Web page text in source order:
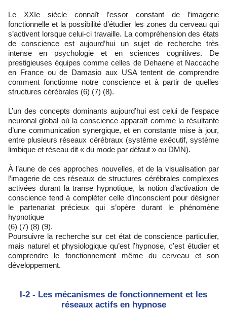
Le XXIe siècle connaît l’essor constant de l’imagerie
fonctionnelle et la possibilité d’étudier les zones du cerveau qui
s’activent lorsque celui-ci travaille. La compréhension des états
de conscience est aujourd’hui un sujet de recherche très
intense en psychologie et en sciences cognitives. De
prestigieuses équipes comme celles de Dehaene et Naccache
en France ou de Damasio aux USA tentent de comprendre
comment fonctionne notre conscience et à partir de quelles
structures cérébrales (6) (7) (8).
L’un des concepts dominants aujourd’hui est celui de l’espace
neuronal global où la conscience apparaît comme la résultante
d’une communication synergique, et en constante mise à jour,
entre plusieurs réseaux cérébraux (système exécutif, système
limbique et réseau dit « du mode par défaut » ou DMN).
À l’aune de ces approches nouvelles, et de la visualisation par
l’imagerie de ces réseaux de structures cérébrales complexes
activées durant la transe hypnotique, la notion d’activation de
conscience tend à compléter celle d’inconscient pour désigner
le partenariat précieux qui s’opère durant le phénomène
hypnotique
(6) (7) (8) (9).
Poursuivre la recherche sur cet état de conscience particulier,
mais naturel et physiologique qu’est l’hypnose, c’est étudier et
comprendre le fonctionnement même du cerveau et son
développement.
I-2 - Les mécanismes de fonctionnement et les
réseaux actifs en hypnose